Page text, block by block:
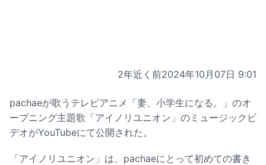
2年近く前2024年10月07日 9:01
pachaeが歌うテレビアニメ「妻、小学生になる。」のオ
ープニング主題歌「アイノリユニオン」のミュージックビ
デオがYouTubeにて公開された。
「アイノリユニオン」は、pachaeにとって初めての書き